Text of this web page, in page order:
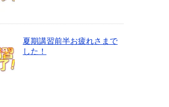
夏期講習前半お疲れさまで
した！